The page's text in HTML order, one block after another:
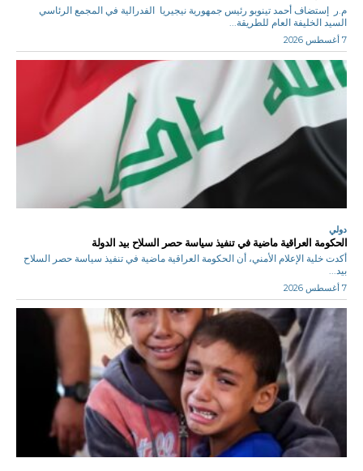
م.ر إستضاف أحمد تينوبو رئيس جمهورية نيجيريا الفدرالية في المجمع الرئاسي
السيد الخليفة العام للطريقة...
7 أغسطس 2026
دولي
الحكومة العراقية ماضية في تنفيذ سياسة حصر السلاح بيد الدولة
أكدت خلية الإعلام الأمني، أن الحكومة العراقية ماضية في تنفيذ سياسة حصر السلاح
بيد...
7 أغسطس 2026